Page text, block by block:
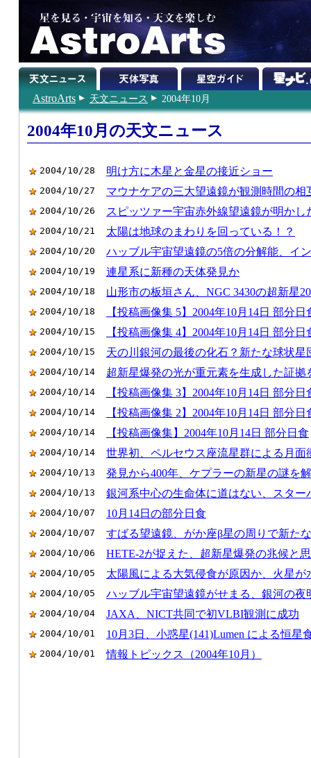
AstroArts 天文ニュース 2004年10月
2004年10月の天文ニュース
2004/10/28 明け方に木星と金星の接近ショー
2004/10/27 マウナケアの三大望遠鏡が観測時間の相
2004/10/26 スピッツァー宇宙赤外線望遠鏡が明か
2004/10/21 太陽は地球のまわりを回っている！？
2004/10/20 ハッブル宇宙望遠鏡の5倍の分解能、イ
2004/10/19 連星系に新種の天体発見か
2004/10/18 山形市の板垣さん、NGC 3430の超新星
2004/10/18 【投稿画像集 5】2004年10月14日 部分日
2004/10/15 【投稿画像集 4】2004年10月14日 部分日
2004/10/15 天の川銀河の最後の化石？新たな球状星
2004/10/14 超新星爆発の光が重元素を生成した証拠
2004/10/14 【投稿画像集 3】2004年10月14日 部分日
2004/10/14 【投稿画像集 2】2004年10月14日 部分日
2004/10/14 【投稿画像集】2004年10月14日 部分日食
2004/10/14 世界初、ペルセウス座流星群による月面
2004/10/13 発見から400年、ケプラーの新星の謎を
2004/10/13 銀河系中心の生命体に道はない、スター
2004/10/07 10月14日の部分日食
2004/10/07 すばる望遠鏡、がか座β星の周りで新た
2004/10/06 HETE-2が捉えた、超新星爆発の兆候と
2004/10/05 太陽風による大気侵食が原因か、火星が
2004/10/05 ハッブル宇宙望遠鏡がせまる、銀河の夜
2004/10/04 JAXA、NICT共同で初VLBI観測に成功
2004/10/01 10月3日、小惑星(141)Lumen による恒星
2004/10/01 情報トピックス（2004年10月）